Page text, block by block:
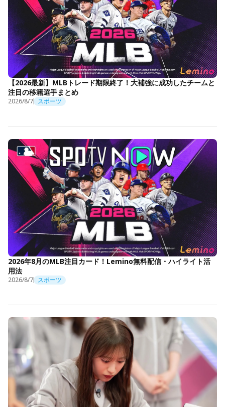
【2026最新】MLBトレード期限終了！大補強に成功したチームと
注目の移籍選手まとめ
2026/8/7 スポーツ
2026年8月のMLB注目カード！Lemino無料配信・ハイライト活
用法
2026/8/7 スポーツ